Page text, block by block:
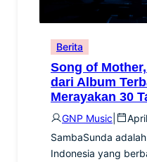
Berita
Song of
dari Album
Merayakan 30
GNP Music
SambaSunda
Indonesia yang